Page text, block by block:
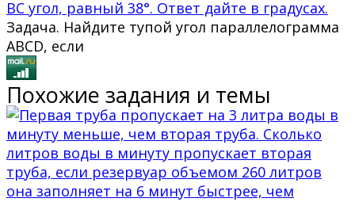
BC угол, равный 38°. Ответ дайте в градусах.
Задача. Найдите тупой угол параллелограмма
ABCD, если
Похожие задания и темы